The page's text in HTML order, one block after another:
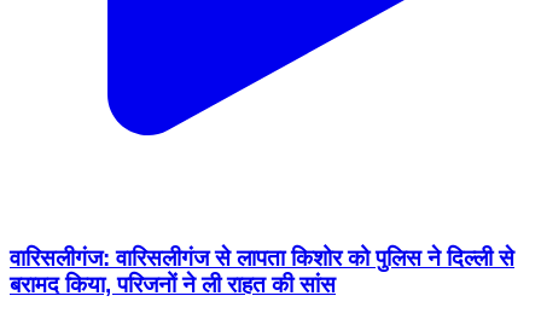
वारिसलीगंज: वारिसलीगंज से लापता किशोर को पुलिस ने दिल्ली से
बरामद किया, परिजनों ने ली राहत की सांस